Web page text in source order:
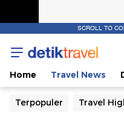
SCROLL TO
Home Travel News
Terpopuler Travel